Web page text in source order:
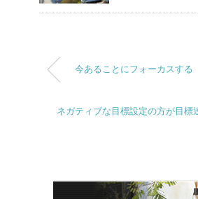
今あることにフォーカスする
ネガティブな目標設定の方が目標